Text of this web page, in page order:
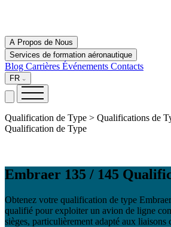
A Propos de Nous
Services de formation aéronautique
Blog Carrières Événements Contacts
FR
Qualification de Type > Qualifications de
Qualification de Type
Embraer 135 / 145
Obtenez votre qualification de type
qualifié pour exploiter un avion de ligne
sièges, particulièrement adapté aux liaisons